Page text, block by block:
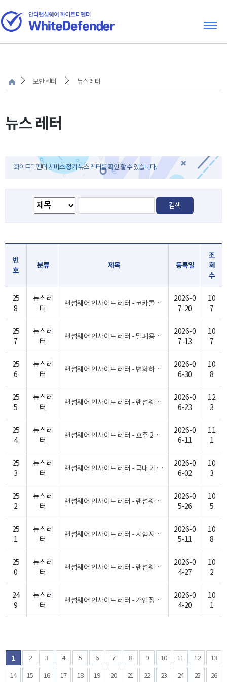
보안 센터 뉴스 레터
뉴스 레터
화이트디펜더 서비스 정기 뉴스 레터를 확인 할 수 있습니다.
번
호
분류 제목 등록일
조
회
수
25
8
뉴스 레
터
랜섬웨어 인사이트 레터 - 코카콜라, 랜섬웨어 공격에 美 페어라이프 생산 중단 [7월 4주]
2026-0
7-20
10
7
25
7
뉴스 레
터
랜섬웨어 인사이트 레터 - 밀폐용기 대표주자 락앤락, 130만명 개인정보는 줄줄 샜다[7월 3주]
2026-0
7-13
10
7
25
6
뉴스 레
터
랜섬웨어 인사이트 레터 - 변화하는 보안 환경, 더욱 중요해지는 랜섬웨어 대응을 위한 화이트디펜더! [6월 5주]
2026-0
6-30
10
8
25
5
뉴스 레
터
랜섬웨어 인사이트 레터 - 랜섬웨어에 뚫린 韓 코미코…K-반도체 기술 유출 우려 [6월 4주]
2026-0
6-23
12
3
25
4
뉴스 레
터
랜섬웨어 인사이트 레터 - 호주 2위 설탕업체 사이버 공격 피해... 글로벌 원당 공급망 비상 [6월 2주]
2026-0
6-11
11
1
25
3
뉴스 레
터
랜섬웨어 인사이트 레터 - 국내 기업 82% “최근 1년 내 보안 침해 경험”…평균 피해액 39억원 [6월 1주]
2026-0
6-02
10
3
25
2
뉴스 레
터
랜섬웨어 인사이트 레터 - 랜섬웨어 피해 94%가 중소·중견기업… “메일·원격접속부터 점검해야” [5월 4주]
2026-0
5-26
10
5
25
1
뉴스 레
터
랜섬웨어 인사이트 레터 - 시험지에 비트코인 요구 메시지 노출, 美 대학가 휩쓴 캔버스 해킹 사태 [5월 3주]
2026-0
5-11
10
8
25
0
뉴스 레
터
랜섬웨어 인사이트 레터 - 랜섬웨어 조직끼리 해킹전…0APT 조직, 경쟁 랜섬웨어 조직 크라이빗 해킹 협박 [4월 5주]
2026-0
4-27
10
2
24
9
뉴스 레
터
랜섬웨어 인사이트 레터 - 개인정보보호 개정법 이후의 랜섬웨어 대응, 이제는 '복구'가 아니라 '설계'다 [4월 4주]
2026-0
4-20
10
1
1 2 3 4 5 6 7 8 9 10 11 12 13
14 15 16 17 18 19 20 21 22 23 24 25 26